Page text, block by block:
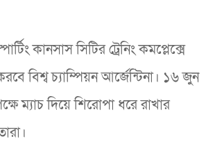
কানসাস সিটির ট্রেনিং কমপ্লেক্সে
বিশ্ব চ্যাম্পিয়ন আর্জেন্টিনা। ১৬ জুন
ম্যাচ দিয়ে শিরোপা ধরে রাখার